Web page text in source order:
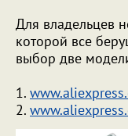
Для владельцев
которой все
выбор две
1.
2.